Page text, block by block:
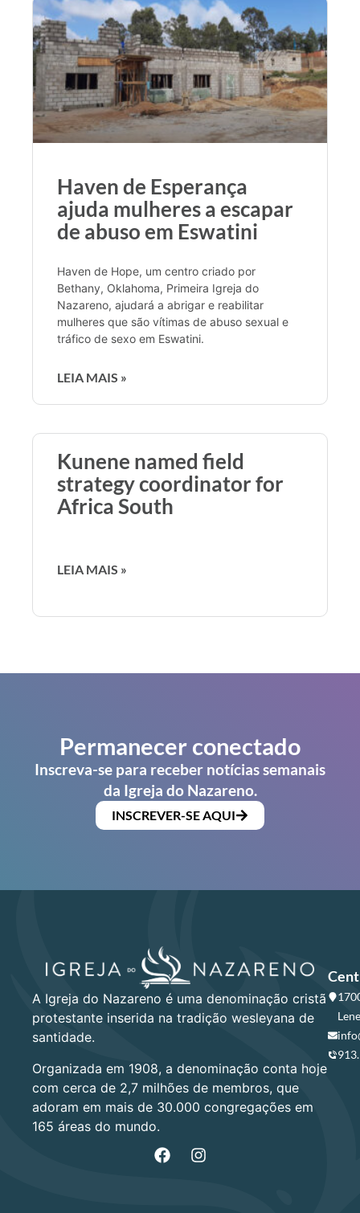
Haven de Esperança
ajuda mulheres a escapar
de abuso em Eswatini
Haven de Hope, um centro criado por
Bethany, Oklahoma, Primeira Igreja do
Nazareno, ajudará a abrigar e reabilitar
mulheres que são vítimas de abuso sexual e
tráfico de sexo em Eswatini.
LEIA MAIS »
Kunene named field
strategy coordinator for
Africa South
LEIA MAIS »
Permanecer conectado
Inscreva-se para receber notícias semanais
da Igreja do Nazareno.
INSCREVER-SE AQUI
A Igreja do Nazareno é uma denominação cristã
protestante inserida na tradição wesleyana de
santidade.
Organizada em 1908, a denominação conta hoje
com cerca de 2,7 milhões de membros, que
adoram em mais de 30.000 congregações em
165 áreas do mundo.